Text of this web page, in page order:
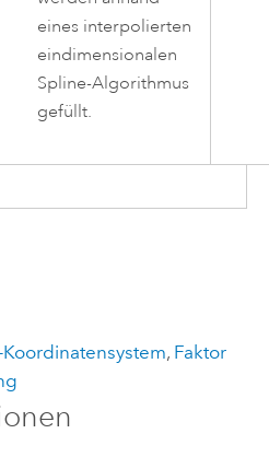
eines interpolierten
eindimensionalen
Spline-Algorithmus
gefüllt.
, Faktor